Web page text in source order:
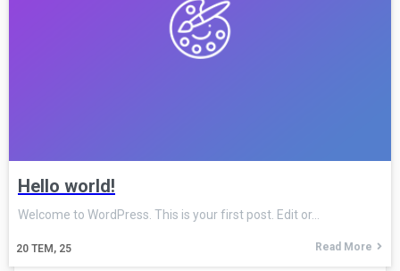
Hello world!
20 TEM, 25
Welcome to WordPress. This is your first post. Edit or…
Read More